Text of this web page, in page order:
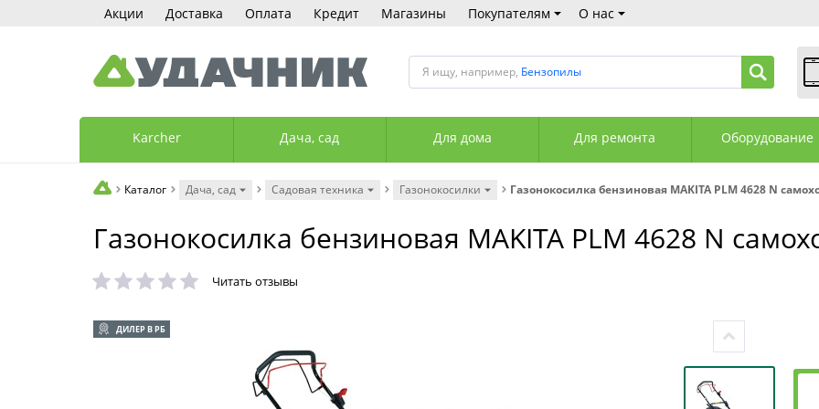
Акции Доставка Оплата Кредит Магазины Покупателям О нас
Я ищу, например, Бензопилы
Karcher Дача, сад Для дома Для ремонта Оборудование
Каталог Дача, сад Садовая техника Газонокосилки Газонокосилка бензиновая MAKITA PLM 4628 N
Газонокосилка бензиновая MAKITA PLM 4628 N
Читать отзывы
ДИЛЕР В РБ